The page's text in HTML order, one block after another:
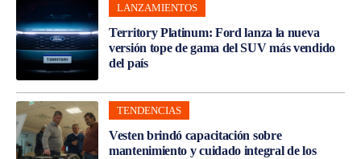
LANZAMIENTOS
Territory Platinum: Ford lanza la nueva
versión tope de gama del SUV más vendido
del país
TENDENCIAS
Vesten brindó capacitación sobre
mantenimiento y cuidado integral de los